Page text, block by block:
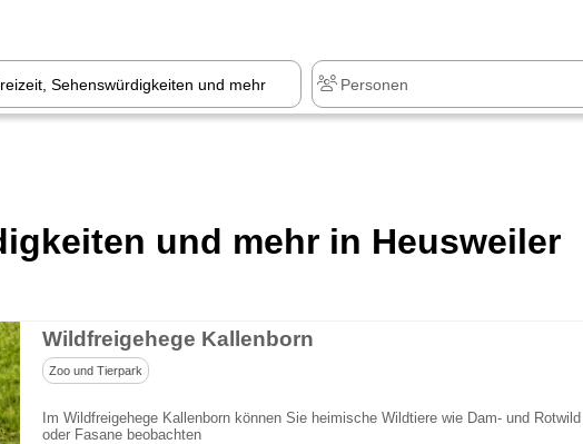
und mehr in Heusweiler
Wildfreigehege Kallenborn
Zoo und Tierpark
Im Wildfreigehege Kallenborn können Sie heimische Wildtiere wie Dam- und Rotwild
oder Fasane beobachten